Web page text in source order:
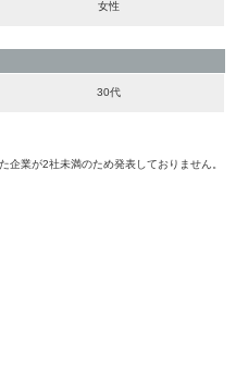
女性
30代
業が2社未満のため発表しておりません。